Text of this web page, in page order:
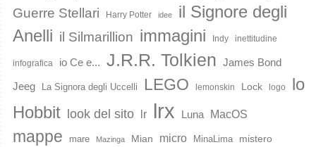
Guerre Stellari Harry Potter idee
il Signore degli
Anelli il Silmarillion immagini Indy inettitudine
infografica io Ce e... J.R.R. Tolkien James Bond
Jeeg La Signora degli Uccelli LEGO lemonskin Lock logo
lo
Hobbit
look del sito lr lrx Luna MacOS
mappe mare Mazinga Mian micro MinaLima mistero